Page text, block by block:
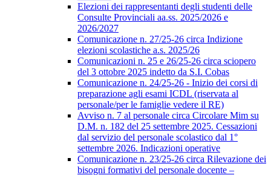
Elezioni dei rappresentanti degli studenti delle
Consulte Provinciali aa.ss. 2025/2026 e
2026/2027
Comunicazione n. 27/25-26 circa Indizione
elezioni scolastiche a.s. 2025/26
Comunicazioni n. 25 e 26/25-26 circa sciopero
del 3 ottobre 2025 indetto da S.I. Cobas
Comunicazione n. 24/25-26 - Inizio dei corsi di
preparazione agli esami ICDL (riservata al
personale/per le famiglie vedere il RE)
Avviso n. 7 al personale circa Circolare Mim su
D.M. n. 182 del 25 settembre 2025. Cessazioni
dal servizio del personale scolastico dal 1°
settembre 2026. Indicazioni operative
Comunicazione n. 23/25-26 circa Rilevazione dei
bisogni formativi del personale docente –